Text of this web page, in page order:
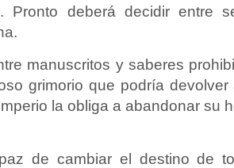
deberá decidir entre
manuscritos y saberes
grimorio que podría devolver
la obliga a abandonar su
de cambiar el destino de